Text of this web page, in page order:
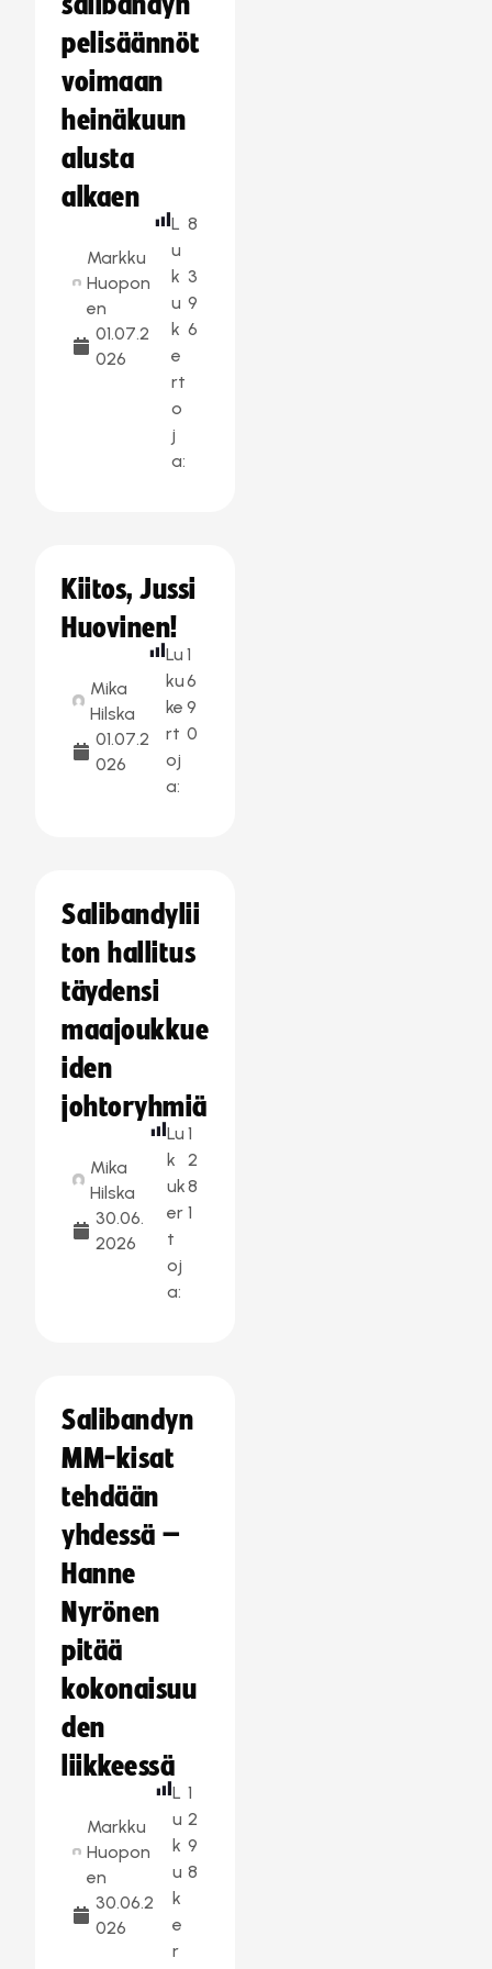
pelisäännöt
voimaan
heinäkuun
alusta
alkaen
Markku
Huopon
en
01.07.2
026
L
u
k
u
k
e
rt
o
j
a:
8
3
9
6
Kiitos, Jussi
Huovinen!
Mika
Hilska
01.07.2
026
Lu
ku
ke
rt
oj
a:
1
6
9
0
Salibandylii
ton hallitus
täydensi
maajoukkue
iden
johtoryhmiä
Mika
Hilska
30.06.
2026
Lu
k
uk
er
t
oj
a:
1
2
8
1
Salibandyn
MM-kisat
tehdään
yhdessä –
Hanne
Nyrönen
pitää
kokonaisuu
den
liikkeessä
Markku
Huopon
en
30.06.2
026
L
u
k
u
k
e
r
1
2
9
8